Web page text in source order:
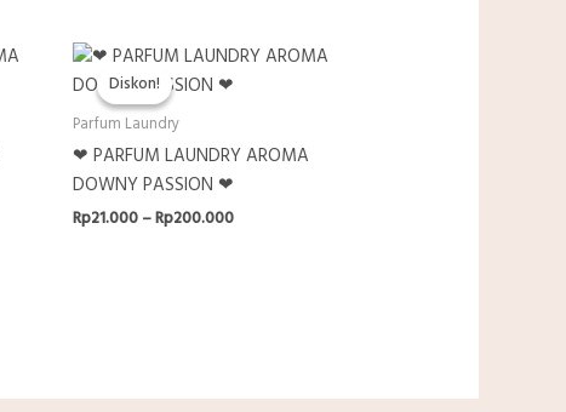
Diskon!
Diskon!
Parfum Laundry
❤ PARFUM LAUNDRY AROMA
DOWNY PASSION ❤
Rp21.000–Rp200.000Rentang